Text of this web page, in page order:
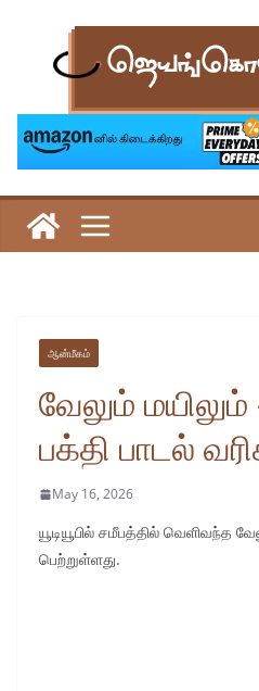
content
ஆன்மீகம்
வேலும்
பக்தி பாடல்
May 16, 2026
யூடியூபில் சமீபத்தில் வெளிவந்த
பெற்றுள்ளது.